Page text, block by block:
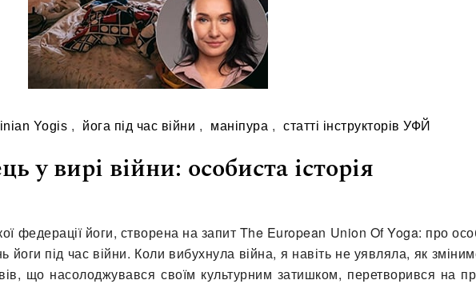
Yogis , йога під час війни , маніпура , статті інструкторів УФЙ
у вирі війни: особиста історія
федерації йоги, створена на запит The European Union Of Yoga: про
йоги під час війни. Коли вибухнула війна, я навіть не уявляла, як
що насолоджувався своїм культурним затишком, перетворився на